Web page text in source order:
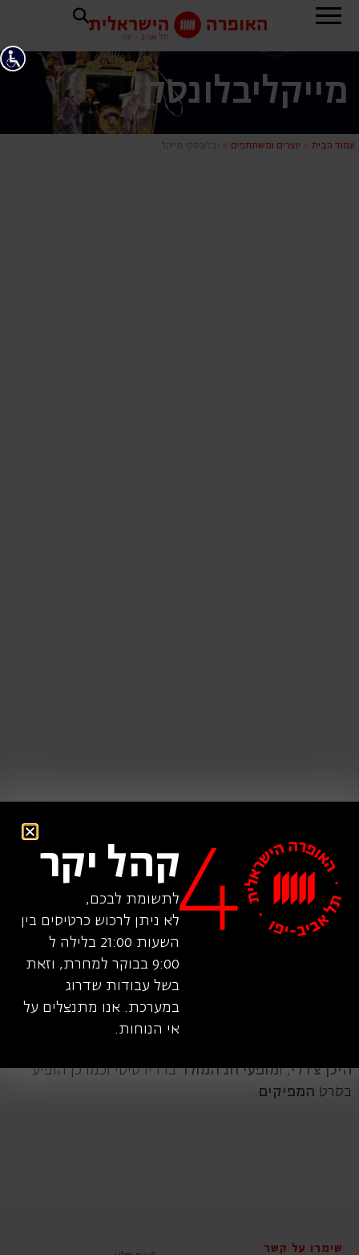
יבלונסקי
מייקליבלונסקי,
עמוד הבית > יוצרים ומשתתפים > יבלונסקי מייקל
הופיע בהפקות רבות בברודוויי וברחבי ארצות הברית כולל
בית הזונות הקטן הטוב ביותר בטקסס,
בריגדון,ויקטור/ויקטוריה
היכן צ'רלי, ומופעי חג המולדברדיו סיטי וכמו כן הופיע
בסרט המפיקים .
שימרו על קשר
קהל יקר
לתשומת לבכם,
לא ניתן לרכוש כרטיסים בין
השעות 21:00 בלילה ל
9:00 בבוקר למחרת, וזאת
בשל עבודות שדרוג
במערכת. אנו מתנצלים על
אי הנוחות.